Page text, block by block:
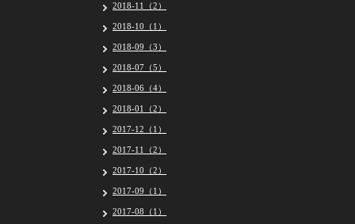
2018-11（2）
2018-10（1）
2018-09（3）
2018-07（5）
2018-06（4）
2018-01（2）
2017-12（1）
2017-11（2）
2017-10（2）
2017-09（1）
2017-08（1）